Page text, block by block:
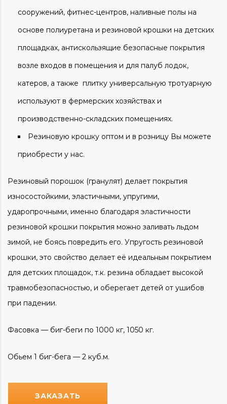
сооружений, фитнес-центров, наливные полы на
основе полиуретана и резиновой крошки на детских
площадках, антискользящие безопасные покрытия
возле входов в помещения и для палуб лодок,
катеров, а также плитку универсальную тротуарную
используют в фермерских хозяйствах и
производственно-складских помещениях.
Резиновую крошку оптом и в розницу Вы можете
приобрести у нас.
Резиновый порошок (гранулят) делает покрытия
износостойкими, эластичными, упругими,
ударопрочными, именно благодаря эластичности
резиновой крошки покрытия можно заливать льдом
зимой, не боясь повредить его. Упругость резиновой
крошки, это свойство делает её идеальным покрытием
для детских площадок, т.к. резина обладает высокой
травмобезопасностью, и оберегает детей от ушибов
при падении.
Фасовка — биг-беги по 1000 кг, 1050 кг.
Обьем 1 биг-бега — 2 куб.м.
ЗАКАЗАТЬ